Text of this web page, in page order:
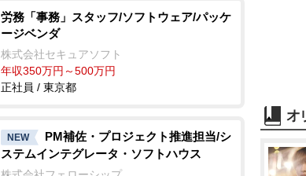
労務「事務」スタッフ/ソフトウェア/パッケ
ージベンダ
株式会社セキュアソフト
年収350万円～500万円
正社員 / 東京都
NEW
PM補佐・プロジェクト推進担当/シ
ステムインテグレータ・ソフトハウス